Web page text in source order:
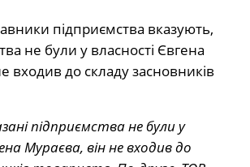
підприємства вказують,
не були у власності Євгена
входив до складу засновників
підприємства не були у
Мураєва, він не входив до